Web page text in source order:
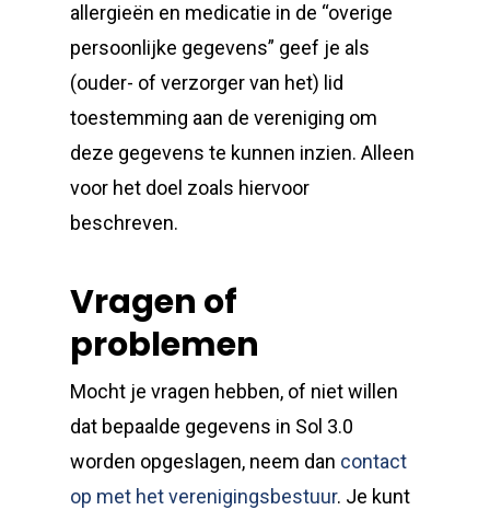
allergieën en medicatie in de “overige
persoonlijke gegevens” geef je als
(ouder- of verzorger van het) lid
toestemming aan de vereniging om
deze gegevens te kunnen inzien. Alleen
voor het doel zoals hiervoor
beschreven.
Vragen of
problemen
Mocht je vragen hebben, of niet willen
dat bepaalde gegevens in Sol 3.0
worden opgeslagen, neem dan contact
op met het verenigingsbestuur. Je kunt